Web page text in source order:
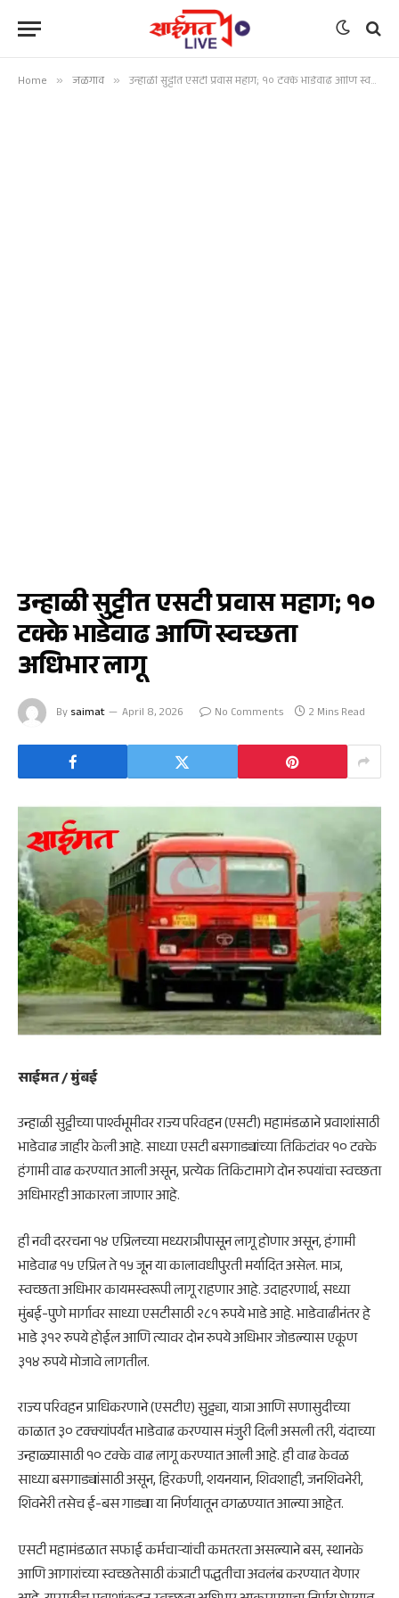
Home » जळगाव » उन्हाळी सुट्टीत एसटी प्रवास महाग; १० टक्के भाडेवाढ आणि स्वच्छता अधिभार लागू
उन्हाळी सुट्टीत एसटी प्रवास महाग; १०
टक्के भाडेवाढ आणि स्वच्छता
अधिभार लागू
By saimat April 8, 2026 No Comments 2 Mins Read
साईमत / मुंबई
उन्हाळी सुट्टीच्या पार्श्वभूमीवर राज्य परिवहन (एसटी) महामंडळाने प्रवाशांसाठी
भाडेवाढ जाहीर केली आहे. साध्या एसटी बसगाड्यांच्या तिकिटांवर १० टक्के
हंगामी वाढ करण्यात आली असून, प्रत्येक तिकिटामागे दोन रुपयांचा स्वच्छता
अधिभारही आकारला जाणार आहे.
ही नवी दररचना १४ एप्रिलच्या मध्यरात्रीपासून लागू होणार असून, हंगामी
भाडेवाढ १५ एप्रिल ते १५ जून या कालावधीपुरती मर्यादित असेल. मात्र,
स्वच्छता अधिभार कायमस्वरूपी लागू राहणार आहे. उदाहरणार्थ, सध्या
मुंबई-पुणे मार्गावर साध्या एसटीसाठी २८१ रुपये भाडे आहे. भाडेवाढीनंतर हे
भाडे ३१२ रुपये होईल आणि त्यावर दोन रुपये अधिभार जोडल्यास एकूण
३१४ रुपये मोजावे लागतील.
राज्य परिवहन प्राधिकरणाने (एसटीए) सुट्ट्या, यात्रा आणि सणासुदीच्या
काळात ३० टक्क्यांपर्यंत भाडेवाढ करण्यास मंजुरी दिली असली तरी, यंदाच्या
उन्हाळ्यासाठी १० टक्के वाढ लागू करण्यात आली आहे. ही वाढ केवळ
साध्या बसगाड्यांसाठी असून, हिरकणी, शयनयान, शिवशाही, जनशिवनेरी,
शिवनेरी तसेच ई-बस गाड्या या निर्णयातून वगळण्यात आल्या आहेत.
एसटी महामंडळात सफाई कर्मचाऱ्यांची कमतरता असल्याने बस, स्थानके
आणि आगारांच्या स्वच्छतेसाठी कंत्राटी पद्धतीचा अवलंब करण्यात येणार